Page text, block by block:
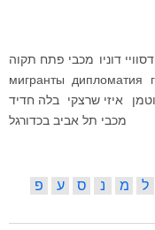
דוניו מכבי פתח תקוה
дипломатия
мигранты
איזי שרצקי
בלה חדיד
מכבי תל אביב בכדורגל
ל מ נ ס ע
פ